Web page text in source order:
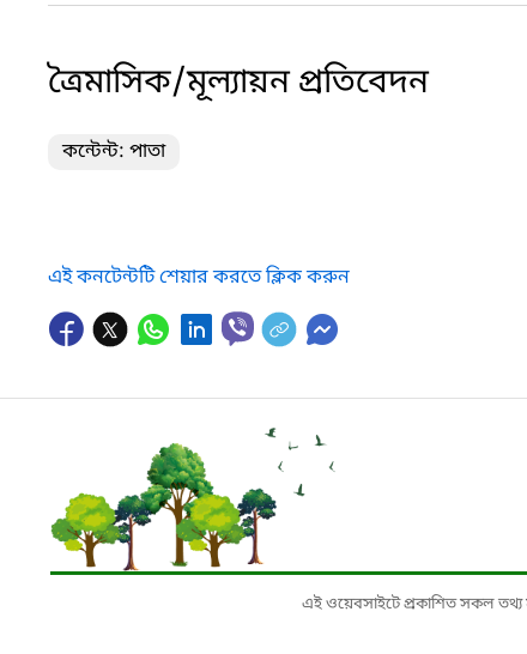
ত্রৈমাসিক/মূল্যায়ন প্রতিবেদন
কন্টেন্ট: পাতা
এই কনটেন্টটি শেয়ার করতে ক্লিক করুন
এই ওয়েবসাইটে প্রকাশিত সকল তথ্য